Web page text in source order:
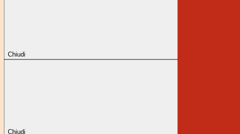
Chiudi
Chiudi